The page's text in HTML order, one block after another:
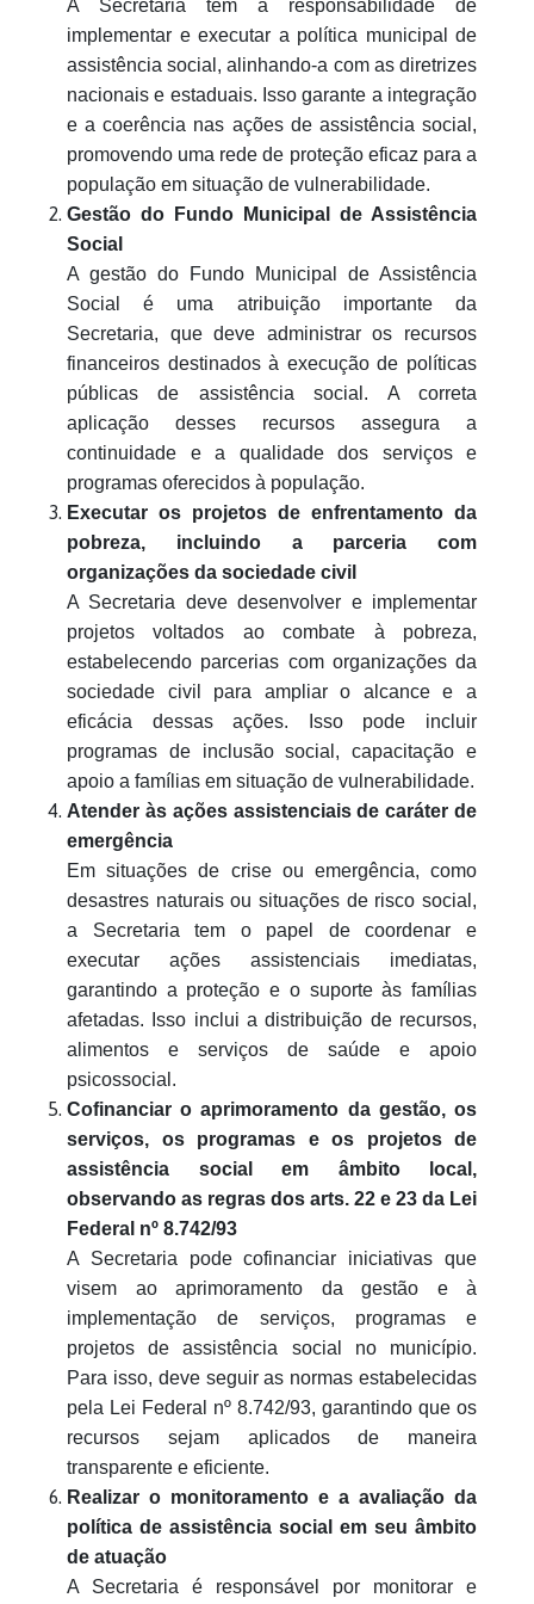
A Secretaria tem a responsabilidade de
implementar e executar a política municipal de
assistência social, alinhando-a com as diretrizes
nacionais e estaduais. Isso garante a integração
e a coerência nas ações de assistência social,
promovendo uma rede de proteção eficaz para a
população em situação de vulnerabilidade.
Gestão do Fundo Municipal de Assistência
Social
A gestão do Fundo Municipal de Assistência
Social é uma atribuição importante da
Secretaria, que deve administrar os recursos
financeiros destinados à execução de políticas
públicas de assistência social. A correta
aplicação desses recursos assegura a
continuidade e a qualidade dos serviços e
programas oferecidos à população.
Executar os projetos de enfrentamento da
pobreza, incluindo a parceria com
organizações da sociedade civil
A Secretaria deve desenvolver e implementar
projetos voltados ao combate à pobreza,
estabelecendo parcerias com organizações da
sociedade civil para ampliar o alcance e a
eficácia dessas ações. Isso pode incluir
programas de inclusão social, capacitação e
apoio a famílias em situação de vulnerabilidade.
Atender às ações assistenciais de caráter de
emergência
Em situações de crise ou emergência, como
desastres naturais ou situações de risco social,
a Secretaria tem o papel de coordenar e
executar ações assistenciais imediatas,
garantindo a proteção e o suporte às famílias
afetadas. Isso inclui a distribuição de recursos,
alimentos e serviços de saúde e apoio
psicossocial.
Cofinanciar o aprimoramento da gestão, os
serviços, os programas e os projetos de
assistência social em âmbito local,
observando as regras dos arts. 22 e 23 da Lei
Federal nº 8.742/93
A Secretaria pode cofinanciar iniciativas que
visem ao aprimoramento da gestão e à
implementação de serviços, programas e
projetos de assistência social no município.
Para isso, deve seguir as normas estabelecidas
pela Lei Federal nº 8.742/93, garantindo que os
recursos sejam aplicados de maneira
transparente e eficiente.
Realizar o monitoramento e a avaliação da
política de assistência social em seu âmbito
de atuação
A Secretaria é responsável por monitorar e